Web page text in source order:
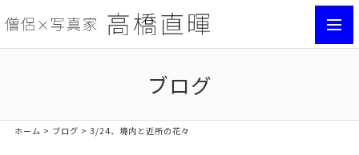
ブログ
ホーム > ブログ > 3/24、境内と近所の花々